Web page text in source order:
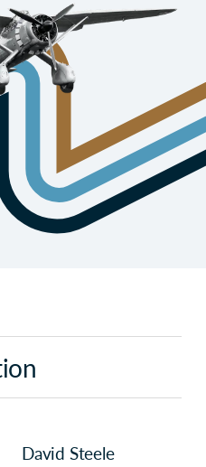
David Steele